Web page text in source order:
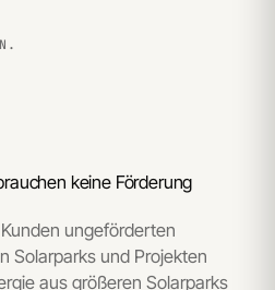
keine Förderung
ungeförderten
Solarparks und Projekten
aus größeren Solarparks